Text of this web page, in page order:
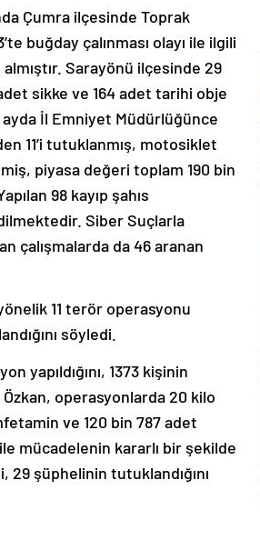
Çumra ilçesinde Toprak
buğday çalınması olayı ile ilgili
Sarayönü ilçesinde 29
sikke ve 164 adet tarihi obje
İl Emniyet Müdürlüğünce
11’i tutuklanmış, motosiklet
piyasa değeri toplam 190 bin
98 kayıp şahıs
Siber Suçlarla
çalışmalarda da 46 aranan
11 terör operasyonu
söyledi.
yapıldığını, 1373 kişinin
Özkan, operasyonlarda 20 kilo
ve 120 bin 787 adet
mücadelenin kararlı bir şekilde
şüphelinin tutuklandığını